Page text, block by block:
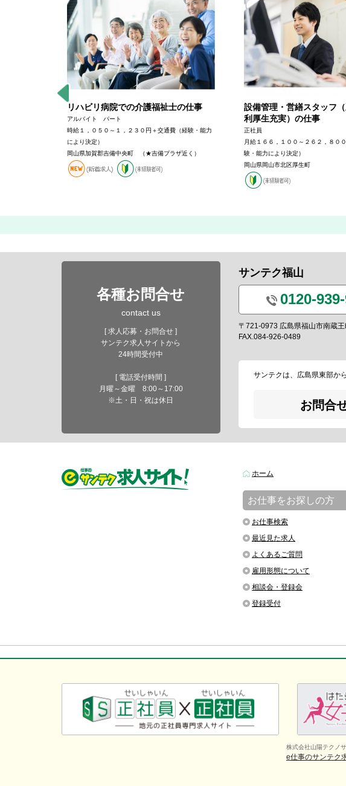
リハビリ病院での介護福祉士の仕事
アルバイト パート
時給１，０５０～１，２３０円＋交通費（経験・能力
により決定）
岡山県加賀郡吉備中央町 （★吉備プラザ近く）
設備管理・営繕スタッフ
利厚生充実）の仕事
正社員
月給１６６，１００～２６２，８０
験・能力により決定）
岡山県岡山市北区厚生町
各種お問合せ
contact us
[ 求人応募・お問合せ ]
サンテク求人サイトから
24時間受付中
[ 電話受付時間 ]
月曜～金曜 8:00～17:00
※土・日・祝は休日
サンテク福山
0120-
〒721-0973 広島県福山市南蔵
FAX.084-926-0489
サンテクは、広島県東部か
お問合
ホーム
お仕事をお探しの方
お仕事検索
最近見た求人
よくあるご質問
雇用形態について
相談会・登録会
登録受付
株式会社山陽テクノ
e仕事のサンテク